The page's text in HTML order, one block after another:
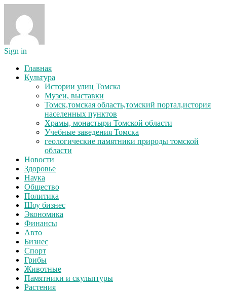
Sign in
Главная
Культура
Истории улиц Томска
Музеи, выставки
Томск,томская область,томский портал,история
населенных пунктов
Храмы, монастыри Томской области
Учебные заведения Томска
геологические памятники природы томской
области
Новости
Здоровье
Наука
Общество
Политика
Шоу бизнес
Экономика
Финансы
Авто
Бизнес
Спорт
Грибы
Животные
Памятники и скульптуры
Растения